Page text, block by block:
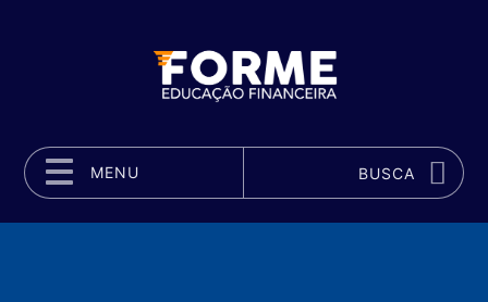
MENU
Pular para o conteúdo
BUSCA